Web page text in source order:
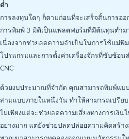
ต่ำ
การลงทุนใดๆ ก็ตามก่อนที่จะเสร็จสิ้นการอ
การพิมพ์ 3 มิติเป็นแพลตฟอร์มที่มีต้นทุนต่ำม
เนื่องจากช่วยลดความจำเป็นในการใช้แม่พิ
โปรแกรมและการตั้งค่าเครื่องจักรที่ซับซ้อน
CNC
ด้วยงบประมาณที่จำกัด คุณสามารถพิมพ์แบ
สามแบบภายในหนึ่งวัน ทำให้สามารถเปรีย
ไม่เพียงแต่จะช่วยลดความเสี่ยงทางการเงิ
อย่างมาก แต่ยังช่วยปลดปล่อยความคิดสร้า